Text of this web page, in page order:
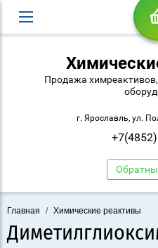
Продажа
г. Ярославль, ул.
Главная / Химические реактивы